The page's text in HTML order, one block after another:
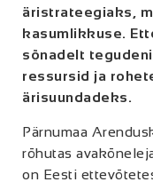
äristrateegiaks,
kasumlikkuse.
sõnadelt
ressursid ja
ärisuundadeks.
Pärnumaa
rõhutas
on Eesti